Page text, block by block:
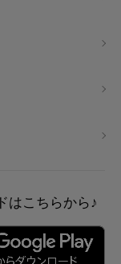
はこちらから♪